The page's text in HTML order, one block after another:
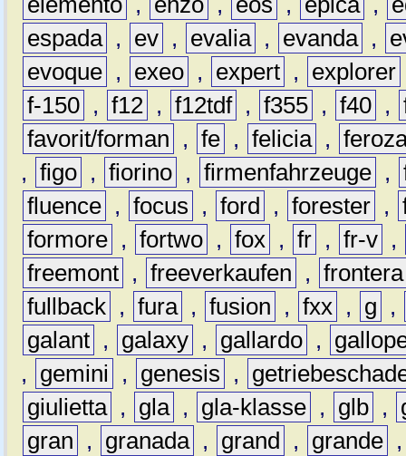
espada , ev , evalia , evanda ,
evoque , exeo , expert , explorer
f-150 , f12 , f12tdf , f355 , f40 ,
favorit/forman
, fe , felicia ,
, figo , fiorino , firmenfahrzeuge ,
fluence , focus , ford , forester ,
formore , fortwo , fox , fr , fr-v ,
freemont , freeverkaufen , frontera
fullback , fura , fusion , fxx , g
,
galant , galaxy , gallardo ,
,
gemini , genesis ,
giulietta , gla , gla-klasse , glb ,
gran
, granada , grand , grande